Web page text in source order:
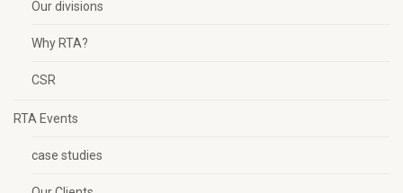
Our divisions
Why RTA?
CSR
RTA Events
case studies